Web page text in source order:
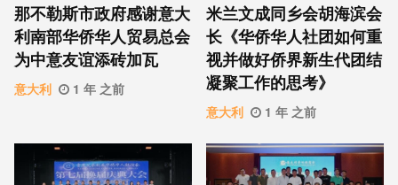
那不勒斯市政府感谢意大
利南部华侨华人贸易总会
为中意友谊添砖加瓦
意大利 1 年 之前
米兰文成同乡会胡海滨会
长《华侨华人社团如何重
视并做好侨界新生代团结
凝聚工作的思考》
意大利 1 年 之前